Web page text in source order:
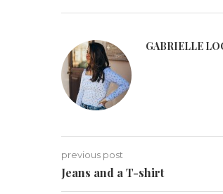
GABRIELLE
previous post
Jeans and a T-shirt